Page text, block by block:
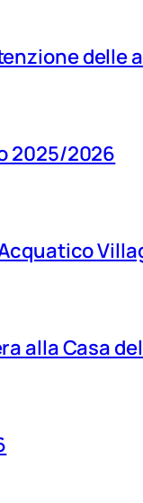
delle
2025/2026
alla Casa